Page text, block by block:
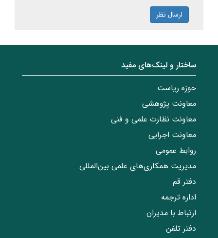
ارسال نظر
ساختار‌‌ و‌‌ لینک‌های مفید
حوزه ریاست
معاونت پژوهشی
معاونت نظارت علمی و فنی
معاونت اجرایی
روابط عمومی
مدیریت همکاری‌های علمی بین‌المللی
دفتر قم
اداره ترجمه
ارتباط با مدیران
دفتر تلفن